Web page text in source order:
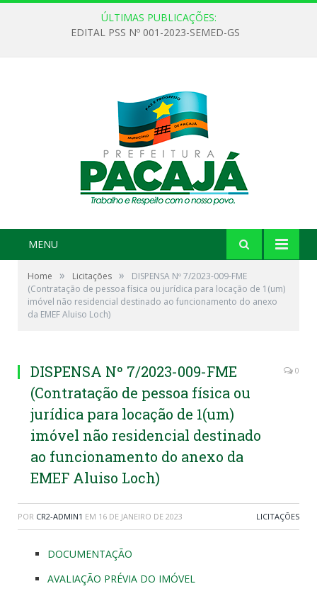
ÚLTIMAS PUBLICAÇÕES:
EDITAL PSS Nº 001-2023-SEMED-GS
MENU
Home » Licitações »
DISPENSA Nº 7/2023-009-FME
(Contratação de pessoa física ou jurídica para locação de 1(um)
imóvel não residencial destinado ao funcionamento do anexo
da EMEF Aluiso Loch)
DISPENSA Nº 7/2023-009-FME
(Contratação de pessoa física ou
jurídica para locação de 1(um)
imóvel não residencial destinado
ao funcionamento do anexo da
EMEF Aluiso Loch)
0
POR CR2-ADMIN1 EM 16 DE JANEIRO DE 2023 LICITAÇÕES
DOCUMENTAÇÃO
AVALIAÇÃO PRÉVIA DO IMÓVEL